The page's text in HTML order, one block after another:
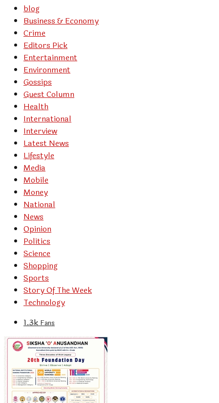
blog
Business & Economy
Crime
Editors Pick
Entertainment
Environment
Gossips
Guest Column
Health
International
Interview
Latest News
Lifestyle
Media
Mobile
Money
National
News
Opinion
Politics
Science
Shopping
Sports
Story Of The Week
Technology
1.3k Fans